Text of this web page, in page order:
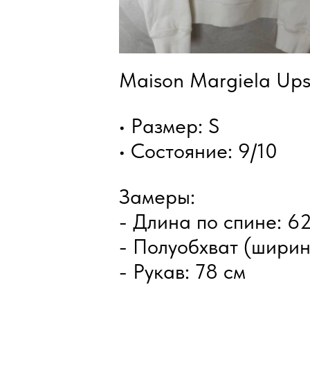
Maison Margiela
• Размер: S
• Состояние: 9/10
Замеры:
- Длина по спине:
- Полуобхват
- Рукав: 78 см